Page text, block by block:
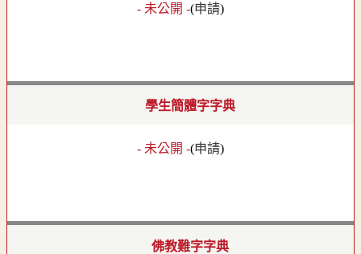
- 未公開 -(申請)
學生簡體字字典
- 未公開 -(申請)
佛教難字字典